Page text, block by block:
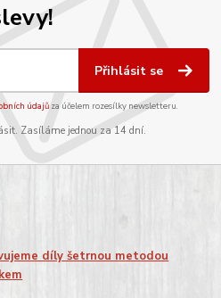
Přihlásit se
údajůza účelem rozesílky newsletteru.
Zasíláme jednou za 14 dní.
díly šetrnou metodou